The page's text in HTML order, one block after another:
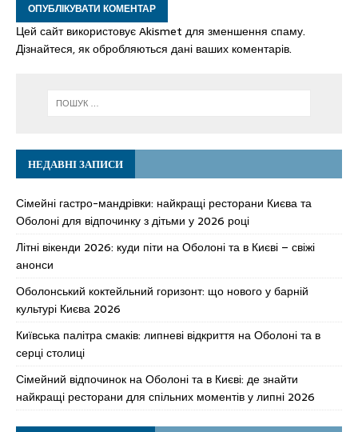
Цей сайт використовує Akismet для зменшення спаму.
Дізнайтеся, як обробляються дані ваших коментарів.
НЕДАВНІ ЗАПИСИ
Сімейні гастро-мандрівки: найкращі ресторани Києва та
Оболоні для відпочинку з дітьми у 2026 році
Літні вікенди 2026: куди піти на Оболоні та в Києві – свіжі
анонси
Оболонський коктейльний горизонт: що нового у барній
культурі Києва 2026
Київська палітра смаків: липневі відкриття на Оболоні та в
серці столиці
Сімейний відпочинок на Оболоні та в Києві: де знайти
найкращі ресторани для спільних моментів у липні 2026